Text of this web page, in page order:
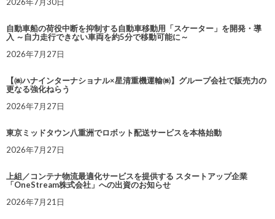
自動車船の荷役中断を抑制する自動車移動用「スケーター」を開発・導
入 ～自力走行できない車両を約5分で移動可能に～
2026年7月27日
【㈱ハナインターナショナル×星清重機運輸㈱】グループ会社で販売力の
更なる強化ねらう
2026年7月27日
東京ミッドタウン八重洲でロボット配送サービスを本格始動
2026年7月27日
上組／コンテナ物流最適化サービスを提供する スタートアップ企業
「OneStream株式会社」への出資のお知らせ
2026年7月21日